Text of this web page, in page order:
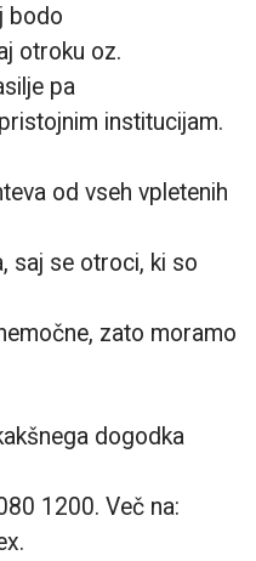
bodo
otroku oz.
pa
institucijam.
od vseh vpletenih
saj se otroci, ki so
zato moramo
dogodka
1200. Več na: